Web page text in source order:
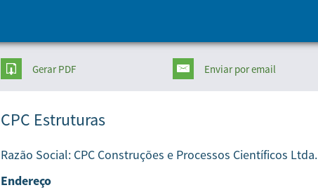
Gerar PDF Enviarpor email
CPC Estruturas
Razão Social: CPC Construções e Processos Científicos Ltda.
Endereço